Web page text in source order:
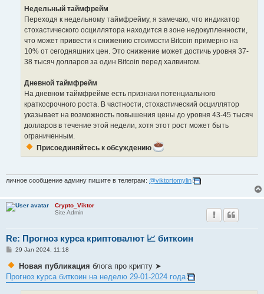
Недельный таймфрейм
Переходя к недельному таймфрейму, я замечаю, что индикатор
стохастического осциллятора находится в зоне недокупленности,
что может привести к снижению стоимости Bitcoin примерно на
10% от сегодняшних цен. Это снижение может достичь уровня 37-
38 тысяч долларов за один Bitcoin перед халвингом.
Дневной таймфрейм
На дневном таймфрейме есть признаки потенциального
краткосрочного роста. В частности, стохастический осциллятор
указывает на возможность повышения цены до уровня 43-45 тысяч
долларов в течение этой недели, хотя этот рост может быть
ограниченным.
Присоединяйтесь к обсуждению
личное сообщение админу пишите в телеграм: @viktortomylin
Crypto_Viktor
Site Admin
Re: Прогноз курса криптовалют 📈 биткоин
P
s
29 Jan 2024, 11:18
Новая публикация блога про крипту ➤
Прогноз курса биткоин на неделю 29-01-2024 года